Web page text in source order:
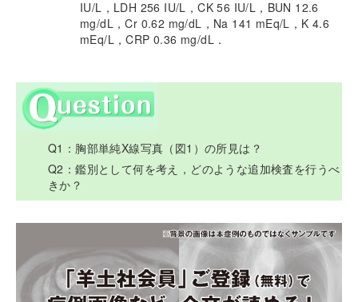
IU/L，LDH 256 IU/L，CK 56 IU/L，BUN 12.6
mg/dL，Cr 0.62 mg/dL，Na 141 mEq/L，K 4.6
mEq/L，CRP 0.36 mg/dL．
Q1：胸部単純X線写真（図1）の所見は？
Q2：鑑別として何を考え，どのような追加検査を行うべ
きか？